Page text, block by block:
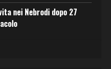
nei Nebrodi dopo 27